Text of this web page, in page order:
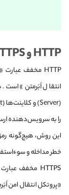
HTTP و HTTPS چیست؟
انتقال اَبَرمتن» است.
را به سرویس‌دهنده
این روش، هیچ‌گونه
خطر مداخله و